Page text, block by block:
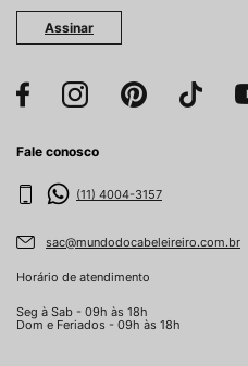
Assinar
Fale conosco
(11) 4004-3157
sac@mundodocabeleireiro.com.br
Horário de atendimento
Seg à Sab - 09h às 18h
Dom e Feriados - 09h às 18h